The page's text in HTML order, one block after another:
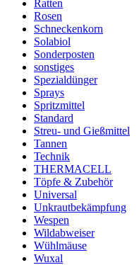
Ratten
Rosen
Schneckenkorn
Solabiol
Sonderposten
sonstiges
Spezialdünger
Sprays
Spritzmittel
Standard
Streu- und Gießmittel
Tannen
Technik
THERMACELL
Töpfe & Zubehör
Universal
Unkrautbekämpfung
Wespen
Wildabweiser
Wühlmäuse
Wuxal